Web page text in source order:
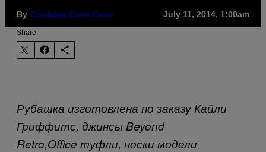
By Стефани Сиан Смит July 11, 2014, 1:00am
Share:
Рубашка изготовлена по заказу Кайли
Гриффитс, джинсы Beyond
Retro,Office туфли, носки модели